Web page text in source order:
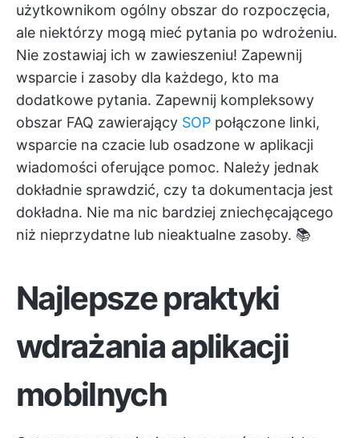
użytkownikom ogólny obszar do rozpoczęcia,
ale niektórzy mogą mieć pytania po wdrożeniu.
Nie zostawiaj ich w zawieszeniu! Zapewnij
wsparcie i zasoby dla każdego, kto ma
dodatkowe pytania. Zapewnij kompleksowy
obszar FAQ zawierający SOP połączone linki,
wsparcie na czacie lub osadzone w aplikacji
wiadomości oferujące pomoc. Należy jednak
dokładnie sprawdzić, czy ta dokumentacja jest
dokładna. Nie ma nic bardziej zniechęcającego
niż nieprzydatne lub nieaktualne zasoby. 📚
Najlepsze praktyki
wdrażania aplikacji
mobilnych